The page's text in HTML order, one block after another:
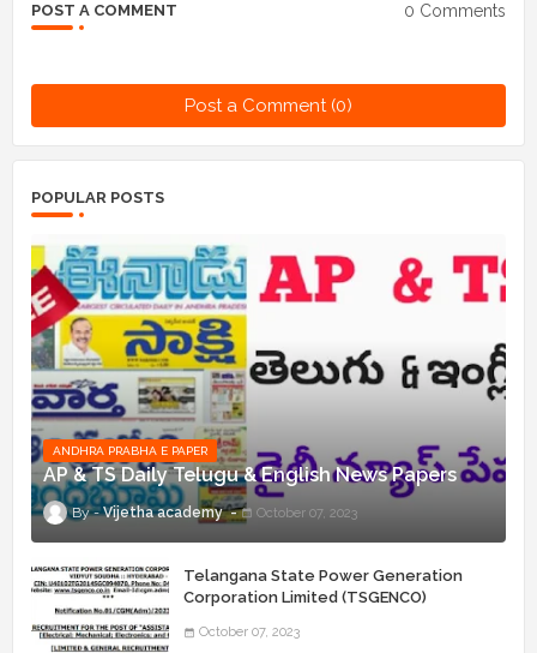
POST A COMMENT 0 Comments
Post a Comment (0)
POPULAR POSTS
ANDHRA PRABHA E PAPER
AP & TS Daily Telugu & English News Papers
Vijetha academy October 07, 2023
Telangana State Power Generation
Corporation Limited (TSGENCO)
“Assistant Engineers" Posts
October 07, 2023